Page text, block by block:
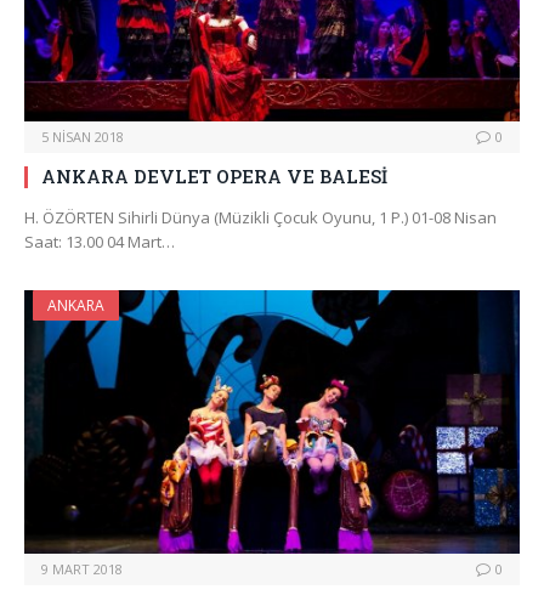
5 NISAN 2018 0
ANKARA DEVLET OPERA VE BALESİ
H. ÖZÖRTEN Sihirli Dünya (Müzikli Çocuk Oyunu, 1 P.) 01-08 Nisan
Saat: 13.00 04 Mart…
ANKARA
9 MART 2018 0